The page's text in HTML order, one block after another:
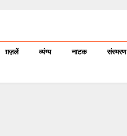
ग़ज़लें व्यंग्य नाटक संस्मरण